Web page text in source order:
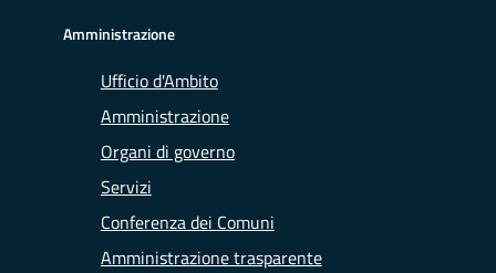
Amministrazione
Ufficio d'Ambito
Amministrazione
Organi di governo
Servizi
Conferenza dei Comuni
Amministrazione trasparente